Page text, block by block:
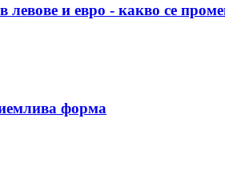
и евро - какво се
форма